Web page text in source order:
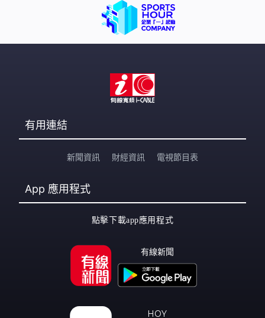
免除處罰。 終院又表明不同意上訴庭訂立一般原則，可以
依照內地法律去詮釋港區國安法，因為全國人大委員長立
法時，表明國安法要與維護國安的全國性法律銜
有用連結
新聞資訊 財經資訊 電視節目表
App 應用程式
點擊下載app應用程式
有線新聞
HOY